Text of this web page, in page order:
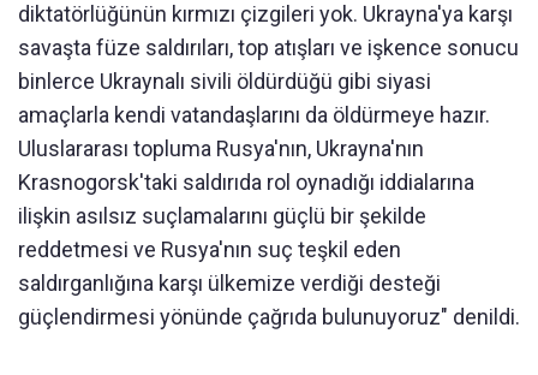
diktatörlüğünün kırmızı çizgileri yok. Ukrayna'ya karşı
savaşta füze saldırıları, top atışları ve işkence sonucu
binlerce Ukraynalı sivili öldürdüğü gibi siyasi
amaçlarla kendi vatandaşlarını da öldürmeye hazır.
Uluslararası topluma Rusya'nın, Ukrayna'nın
Krasnogorsk'taki saldırıda rol oynadığı iddialarına
ilişkin asılsız suçlamalarını güçlü bir şekilde
reddetmesi ve Rusya'nın suç teşkil eden
saldırganlığına karşı ülkemize verdiği desteği
güçlendirmesi yönünde çağrıda bulunuyoruz" denildi.